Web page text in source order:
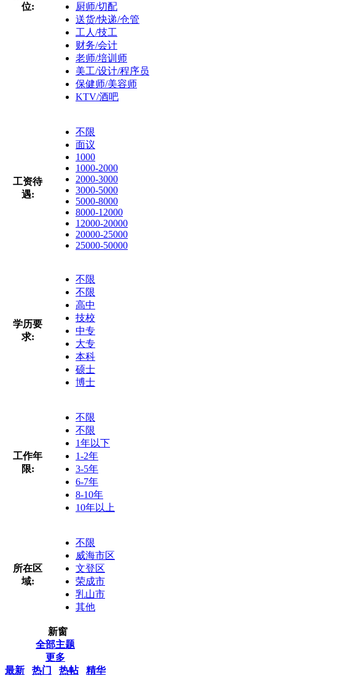
位:
厨师/切配
送货/快递/仓管
工人/技工
财务/会计
老师/培训师
美工/设计/程序员
保健师/美容师
KTV/酒吧
工资待
遇:
不限
面议
1000
1000-2000
2000-3000
3000-5000
5000-8000
8000-12000
12000-20000
20000-25000
25000-50000
学历要
求:
不限
不限
高中
技校
中专
大专
本科
硕士
博士
工作年
限:
不限
不限
1年以下
1-2年
3-5年
6-7年
8-10年
10年以上
所在区
域:
不限
威海市区
文登区
荣成市
乳山市
其他
新窗
全部主题
更多
最新
热门 热帖 精华